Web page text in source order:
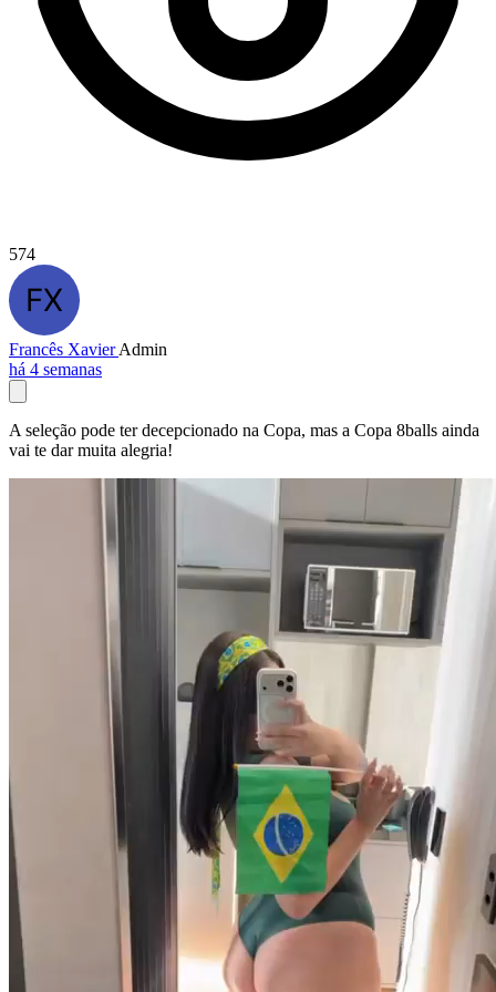
574
Francês XavierAdmin
há 4 semanas
A seleção pode ter decepcionado na Copa, mas a Copa 8balls ainda
vai te dar muita alegria!